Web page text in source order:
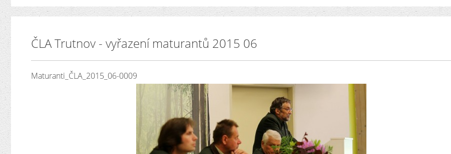
ČLA Trutnov - vyřazení maturantů 2015 06
Maturanti_ČLA_2015_06-0009